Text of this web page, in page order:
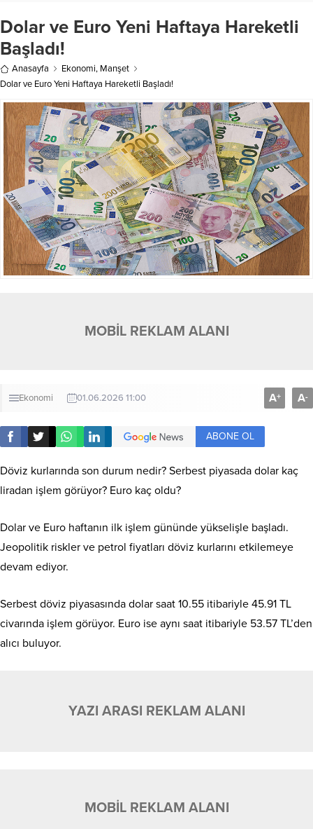
Dolar ve Euro Yeni Haftaya Hareketli
Başladı!
Anasayfa Ekonomi, Manşet
Dolar ve Euro Yeni Haftaya Hareketli Başladı!
MOBİL REKLAM ALANI
Ekonomi 01.06.2026 11:00 A+ A-
ABONE OL
Döviz kurlarında son durum nedir? Serbest piyasada dolar kaç
liradan işlem görüyor? Euro kaç oldu?
Dolar ve Euro haftanın ilk işlem gününde yükselişle başladı.
Jeopolitik riskler ve petrol fiyatları döviz kurlarını etkilemeye
devam ediyor.
Serbest döviz piyasasında dolar saat 10.55 itibariyle 45.91 TL
civarında işlem görüyor. Euro ise aynı saat itibariyle 53.57 TL’den
alıcı buluyor.
YAZI ARASI REKLAM ALANI
MOBİL REKLAM ALANI